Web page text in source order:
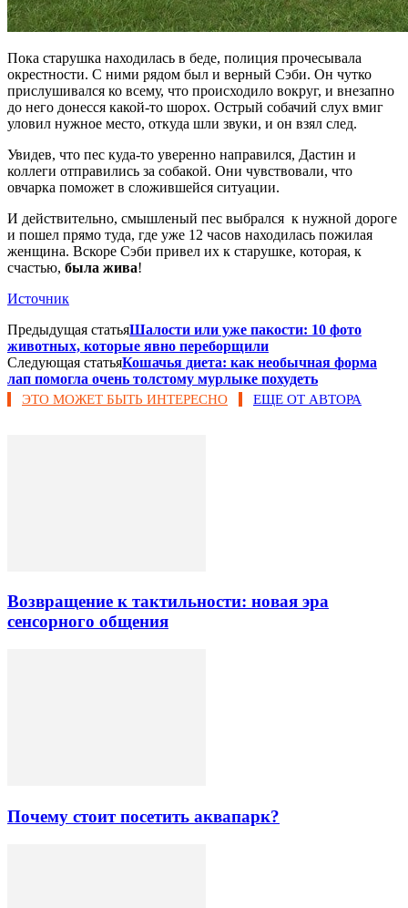
Пока старушка находилась в беде, полиция прочесывала
окрестности. С ними рядом был и верный Сэби. Он чутко
прислушивался ко всему, что происходило вокруг, и внезапно
до него донесся какой-то шорох. Острый собачий слух вмиг
уловил нужное место, откуда шли звуки, и он взял след.
Увидев, что пес куда-то уверенно направился, Дастин и
коллеги отправились за собакой. Они чувствовали, что
овчарка поможет в сложившейся ситуации.
И действительно, смышленый пес выбрался к нужной дороге
и пошел прямо туда, где уже 12 часов находилась пожилая
женщина. Вскоре Сэби привел их к старушке, которая, к
счастью, была жива!
Источник
Предыдущая статьяШалости или уже пакости: 10 фото
животных, которые явно переборщили
Следующая статьяКошачья диета: как необычная форма
лап помогла очень толстому мурлыке похудеть
ЭТО МОЖЕТ БЫТЬ ИНТЕРЕСНО ЕЩЕ ОТ АВТОРА
Возвращение к тактильности: новая эра
сенсорного общения
Почему стоит посетить аквапарк?